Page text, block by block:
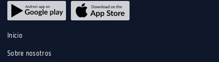
Inicio
Sobre nosotros